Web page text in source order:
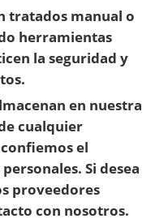
tratados manual o
herramientas
la seguridad y
en nuestra
cualquier
el
Si desea
proveedores
con nosotros.